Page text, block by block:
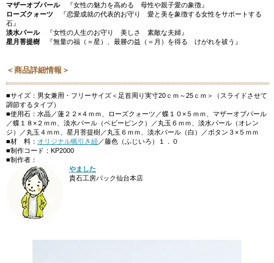
マザーオブパール『女性の魅力を高める 母性や親子愛の象徴』
ローズクォーツ 『恋愛成就の代表的お守り 愛と美を象徴する女性をサポートする
石』
淡水パール『女性の人生のお守り 美しさ 素敵な夫婦』
星月菩提樹 『無量の福（＝星）、最勝の益（＝月）を得る けがれを祓う』
＜商品詳細情報＞
■サイズ：男女兼用・フリーサイズ＜足首周り実寸20ｃｍ～25ｃｍ＞（スライドさせて
調節するタイプ）
■使用石：水晶／蓮２２×４ｍｍ、ローズクォーツ／蝶１０×５ｍｍ、マザーオブパール
／蝶１８×２ｍｍ、淡水パール（ベビーピンク）／丸玉６ｍｍ、淡水パール（オレン
ジ）／丸玉４ｍｍ、星月菩提樹／丸玉６ｍｍ、淡水パール（白）／ボタン３×５ｍｍ
■材 料： オリジナル蝋引き紐 ／藤色（ふじいろ）１．０
■制作コード：KP2000
■制作者：
やました
貴石工房パック仙台本店